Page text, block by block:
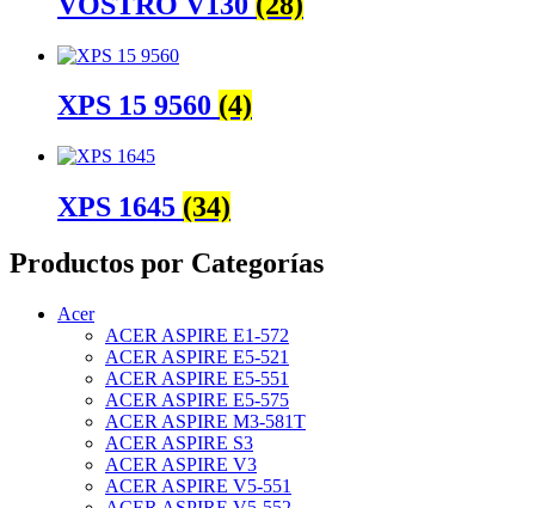
XPS 15 9560 (4)
XPS 1645 (34)
Productos por Categorías
Acer
ACER ASPIRE E1-572
ACER ASPIRE E5-521
ACER ASPIRE E5-551
ACER ASPIRE E5-575
ACER ASPIRE M3-581T
ACER ASPIRE S3
ACER ASPIRE V3
ACER ASPIRE V5-551